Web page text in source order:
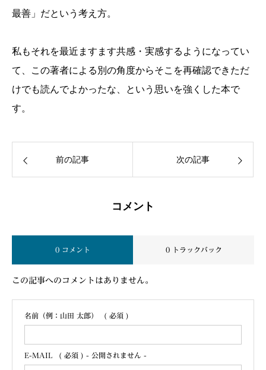
最善」だという考え方。
私もそれを最近ますます共感・実感するようになってい
て、この著者による別の角度からそこを再確認できただ
けでも読んでよかったな、という思いを強くした本で
す。
前の記事 次の記事
コメント
0 コメント 0 トラックバック
この記事へのコメントはありません。
名前（例：山田 太郎） ( 必須 )
E-MAIL ( 必須 ) - 公開されません -